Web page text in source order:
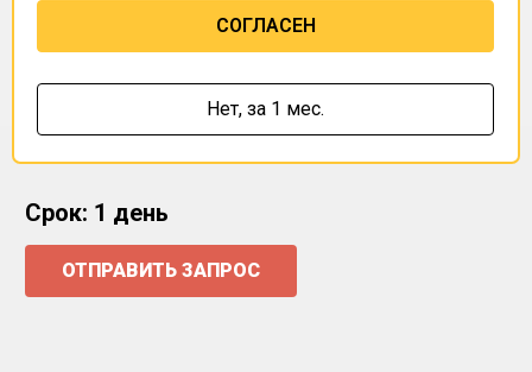
СОГЛАСЕН
Нет, за 1 мес.
Срок: 1 день
ОТПРАВИТЬ ЗАПРОС